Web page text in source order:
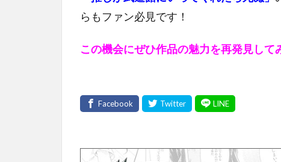
らもファン必見です！
この機会にぜひ作品の魅力を再発見して